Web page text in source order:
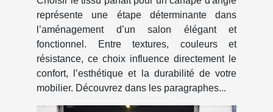
représente une étape déterminante dans
l’aménagement d’un salon élégant et
fonctionnel. Entre textures, couleurs et
résistance, ce choix influence directement le
confort, l’esthétique et la durabilité de votre
mobilier. Découvrez dans les paragraphes...